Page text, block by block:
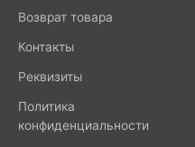
Возврат товара
Контакты
Реквизиты
Политика
конфиденциальности